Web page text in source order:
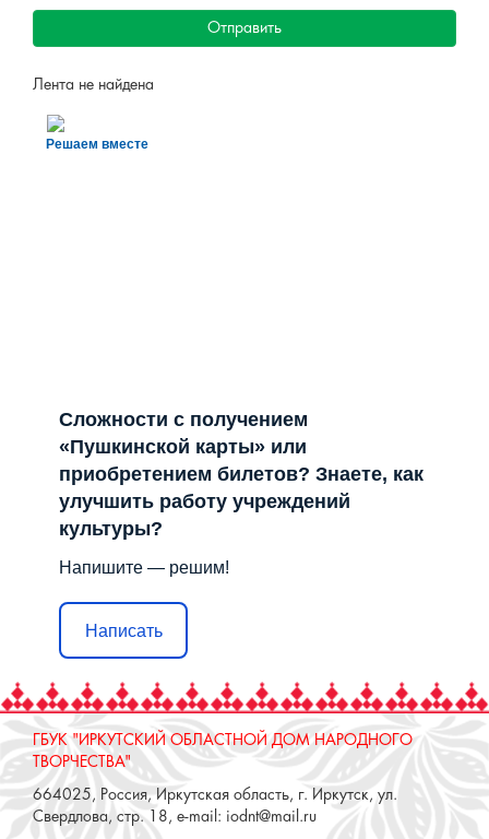
Отправить
Лента не найдена
Решаем вместе
Сложности с получением
«Пушкинской карты» или
приобретением билетов? Знаете, как
улучшить работу учреждений
культуры?
Напишите — решим!
Написать
ГБУК "ИРКУТСКИЙ ОБЛАСТНОЙ ДОМ НАРОДНОГО
ТВОРЧЕСТВА"
664025, Россия, Иркутская область, г. Иркутск, ул.
Свердлова, стр. 18, e-mail: iodnt@mail.ru